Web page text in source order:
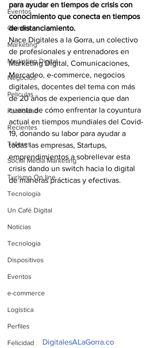
Eventos
Gamers
Marketing
Marketing Digital
Negocios
Películas
Publicidad
Recientes
Talleres
Social Media Marketing
Turismo On line
Tecnología
Un Café Digital
Noticias
Tecnología
Dispositivos
Eventos
e-commerce
Logística
Perfiles
Felicidad
para ayudar en tiempos de crisis con
conocimiento que conecta en tiempos
de distanciamiento.
Nace Digitales a la Gorra, un colectivo
de profesionales y entrenadores en
Marketing Digital, Comunicaciones,
Mercadeo, e-commerce, negocios
digitales, docentes del tema con más
de 20 años de experiencia que dan
cuenta de cómo enfrentar la coyuntura
actual en tiempos mundiales del Covid-
19, donando su labor para ayudar a
todas las empresas, Startups,
emprendimientos a sobrellevar esta
crisis dando un switch hacia lo digital
de maneras prácticas y efectivas.
DigitalesALaGorra.co